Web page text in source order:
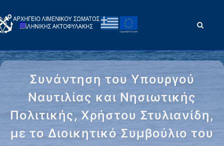
Συνάντηση του Υπουργού
Ναυτιλίας και Νησιωτικής
Πολιτικής, Χρήστου Στυλιανίδη,
με το Διοικητικό Συμβούλιο του